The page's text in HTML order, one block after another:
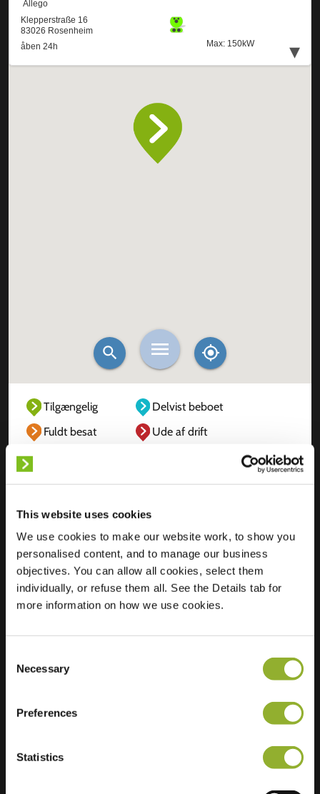
This website uses cookies
We use cookies to make our website work, to show you
personalised content, and to manage our business
objectives. You can allow all cookies, select them
individually, or refuse them all. See the Details tab for
more information on how we use cookies.
Selection
Necessary
Preferences
Statistics
Tilgængelig
Delvist beboet
Fuldt besat
Ude af drift
Beliggenhed
Klepperstraße 16
83026 Rosenheim
Tyskland
Charging